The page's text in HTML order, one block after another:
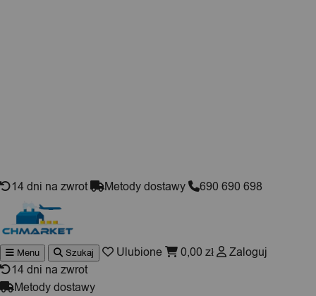
14 dni na zwrot Metody dostawy 690 690 698
Wyszukiwarka
produktów
Menu Szukaj Ulubione 0,00 zł
Zaloguj
14 dni na zwrot
Metody dostawy